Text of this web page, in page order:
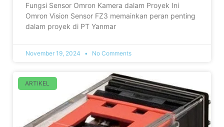
Fungsi Sensor Omron Kamera dalam Proyek Ini
Omron Vision Sensor FZ3 memainkan peran penting
dalam proyek di PT Yanmar
November 19, 2024 No Comments
ARTIKEL